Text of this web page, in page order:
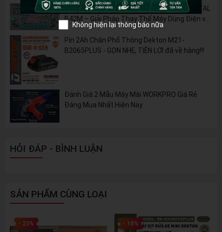
🔋 Đột Phá Công Nghệ: Pin Lithium 42V TOTAL
B42M – Giải Pháp Thay Thế Máy Dùng Điện và
Nhiên Liệu
Pin 2Ah Chân Phổ Thông Dekton M21-
B2065PLUS - GỌN NHẸ, TIỆN LỢI đã về hàng!!!
Đánh Giá 2 Mẫu Máy Mài WORKPRO Giá Rẻ
Đáng Mua Nhất Hiện Nay
HỎI ĐÁP - BÌNH LUẬN
SẢN PHẨM CÙNG LOẠI
- 23% - 18%
Không hiện lại thông báo nữa